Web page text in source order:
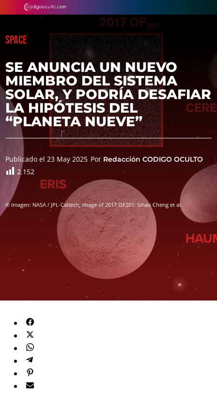
SPACE
SE ANUNCIA UN NUEVO
MIEMBRO DEL SISTEMA
SOLAR, Y PODRÍA DESAFIAR
LA HIPÓTESIS DEL
“PLANETA NUEVE”
Publicado el 23 May 2025 Por Redacción CODIGO OCULTO
2.152
© Imagen: NASA / JPL-Caltech; image of 2017 OF201: Sihao Cheng et al.